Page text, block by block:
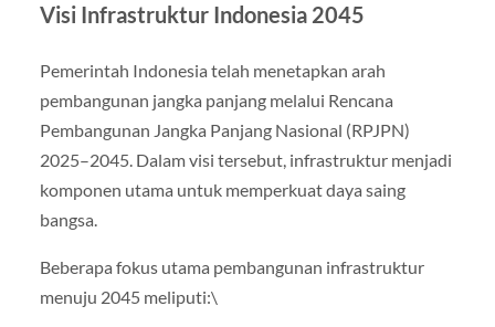
Visi Infrastruktur Indonesia 2045
Pemerintah Indonesia telah menetapkan arah
pembangunan jangka panjang melalui Rencana
Pembangunan Jangka Panjang Nasional (RPJPN)
2025–2045. Dalam visi tersebut, infrastruktur menjadi
komponen utama untuk memperkuat daya saing
bangsa.
Beberapa fokus utama pembangunan infrastruktur
menuju 2045 meliputi:\